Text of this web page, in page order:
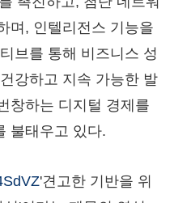
며, 인텔리전스 기능을
브를 통해 비즈니스 성
강하고 지속 가능한 발
창하는 디지털 경제를
불태우고 있다.
'견고한 기반을 위